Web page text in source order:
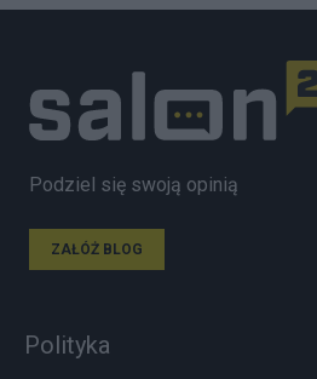
Podziel się swoją opinią
ZAŁÓŻ BLOG
Polityka